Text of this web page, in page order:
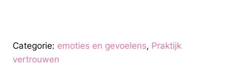
Categorie: emoties en gevoelens, Praktijk
vertrouwen